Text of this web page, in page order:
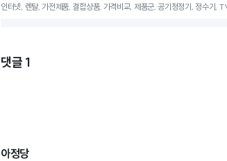
인터넷, 렌탈, 가전제품, 결합상품, 가격비교, 제품군, 공기청정기, 정수기,
댓글 1
아정당